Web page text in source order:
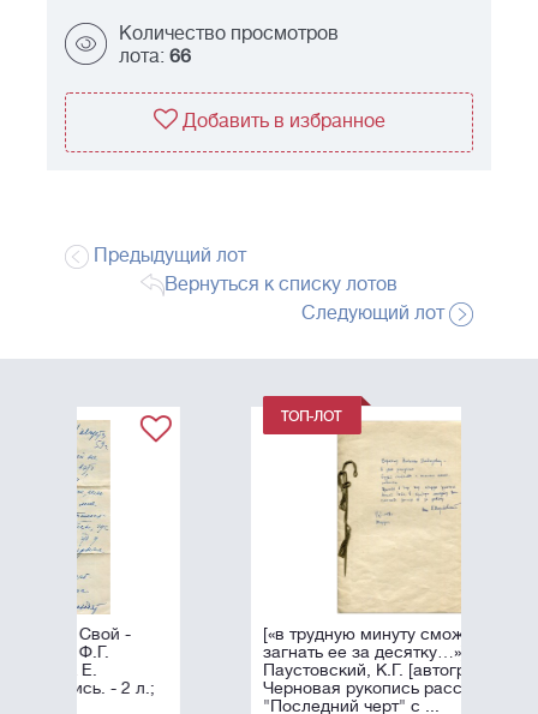
Количество просмотров
лота: 66
Добавить в избранное
Предыдущий лот
Вернуться к списку лотов
Следующий лот
[«в трудную минуту сможете
загнать ее за десятку…»]
Паустовский, К.Г. [автограф].
Черновая рукопись рассказа
"Последний черт" с ...